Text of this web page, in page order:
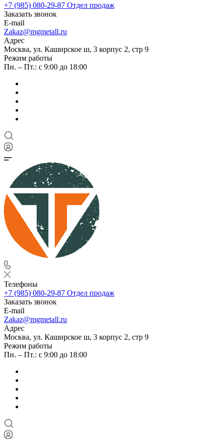
+7 (985) 080-29-87 Отдел продаж
Заказать звонок
E-mail
Zakaz@mgmetall.ru
Адрес
Москва, ул. Каширское ш, 3 корпус 2, стр 9
Режим работы
Пн. – Пт.: с 9:00 до 18:00
Телефоны
+7 (985) 080-29-87 Отдел продаж
Заказать звонок
E-mail
Zakaz@mgmetall.ru
Адрес
Москва, ул. Каширское ш, 3 корпус 2, стр 9
Режим работы
Пн. – Пт.: с 9:00 до 18:00